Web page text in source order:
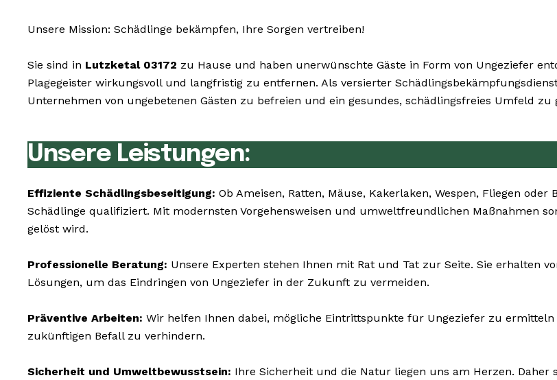
Unsere Mission: Schädlinge bekämpfen, Ihre Sorgen vertreiben!
Sie sind in Lutzketal 03172 zu Hause und haben unerwünschte Gäste in Form von Ungeziefer
Plagegeister wirkungsvoll und langfristig zu entfernen. Als versierter
Unternehmen von ungebetenen Gästen zu befreien und ein gesundes, schädlingsfreies Umfeld zu
Unsere Leistungen:
Effiziente Schädlingsbeseitigung: Ob Ameisen, Ratten, Mäuse, Kakerlaken, Wespen, Fliegen
Schädlinge qualifiziert. Mit modernsten Vorgehensweisen und umweltfreundlichen Maßnahmen
gelöst wird.
Professionelle Beratung: Unsere Experten stehen Ihnen mit Rat und Tat zur Seite. Sie erhalten
Lösungen, um das Eindringen von Ungeziefer in der Zukunft zu vermeiden.
Präventive Arbeiten: Wir helfen Ihnen dabei, mögliche Eintrittspunkte für Ungeziefer zu
zukünftigen Befall zu verhindern.
Sicherheit und Umweltbewusstsein: Ihre Sicherheit und die Natur liegen uns am Herzen.